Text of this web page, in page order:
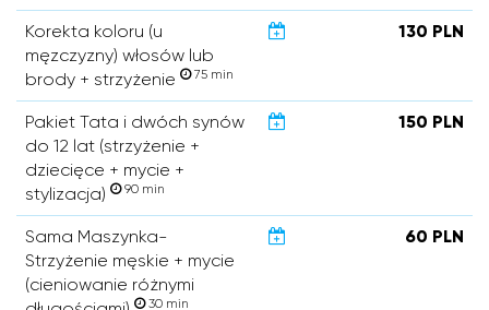
Korekta koloru (u
męzczyzny) włosów lub
brody + strzyżenie
75 min
130 PLN
Pakiet Tata i dwóch synów
do 12 lat (strzyżenie +
dziecięce + mycie +
stylizacja)
90 min
150 PLN
Sama Maszynka-
Strzyżenie męskie + mycie
(cieniowanie różnymi
30 min
60 PLN